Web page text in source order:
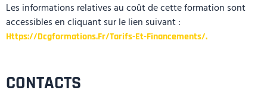
Les informations relatives au coût de cette formation sont
accessibles en cliquant sur le lien suivant :
Https://dcgformations.fr/tarifs-Et-Financements/.
CONTACTS